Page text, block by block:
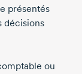
présentés
décisions
ou